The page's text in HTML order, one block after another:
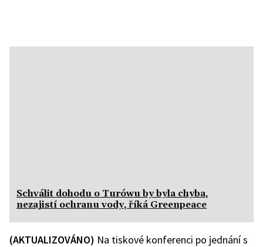
Schválit dohodu o Turówu by byla chyba,
nezajistí ochranu vody, říká Greenpeace
(AKTUALIZOVÁNO) Na tiskové konferenci po jednání s